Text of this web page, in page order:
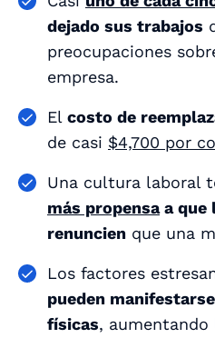
dejado sus trabajos
preocupaciones
empresa.
El costo de
de casi $4,700 por
Una cultura laboral
más propensaa que
renuncien que una
Los factores
pueden
físicas, aumentando